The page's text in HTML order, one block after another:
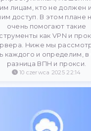
proxy w
Dolphin Anty:
anonimowego i
surfowania. Poznaj,